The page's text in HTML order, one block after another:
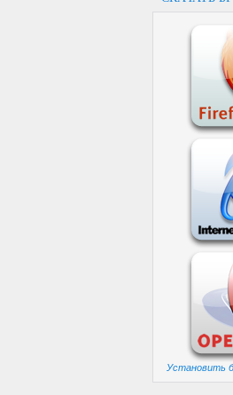
Установить